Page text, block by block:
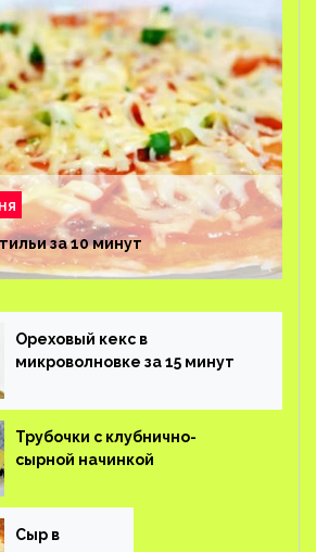
за 10 минут
Ореховый кекс в
микроволновке за 15 минут
Трубочки с клубнично-
сырной начинкой
Сыр в